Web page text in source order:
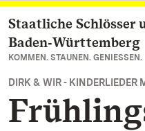
Zum Hauptinhalt
Staatliche Schlösser
Baden‑Württemberg
KOMMEN. STAUNEN. GENIESSEN.
DIRK & WIR - KINDERLIEDER